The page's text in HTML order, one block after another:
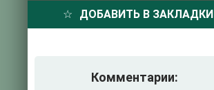
ДОБАВИТЬ В ЗАКЛАДКИ
Комментарии: